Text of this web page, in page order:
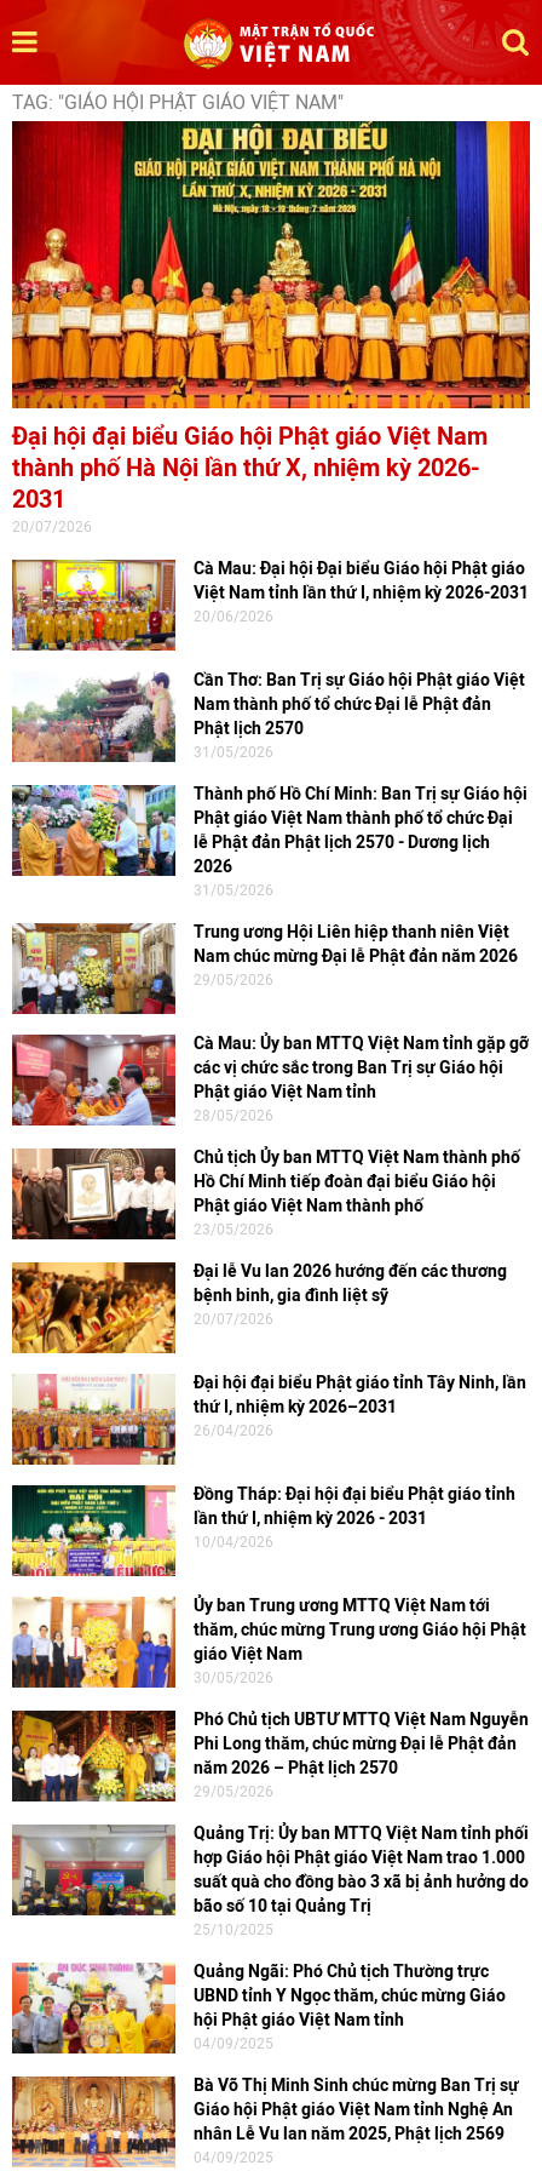
TAG: "GIÁO HỘI PHẬT GIÁO VIỆT NAM"
Đại hội đại biểu Giáo hội Phật giáo Việt Nam
thành phố Hà Nội lần thứ X, nhiệm kỳ 2026-
2031
20/07/2026
Cà Mau: Đại hội Đại biểu Giáo hội Phật giáo
Việt Nam tỉnh lần thứ I, nhiệm kỳ 2026-2031
20/06/2026
Cần Thơ: Ban Trị sự Giáo hội Phật giáo Việt
Nam thành phố tổ chức Đại lễ Phật đản
Phật lịch 2570
31/05/2026
Thành phố Hồ Chí Minh: Ban Trị sự Giáo hội
Phật giáo Việt Nam thành phố tổ chức Đại
lễ Phật đản Phật lịch 2570 - Dương lịch
2026
31/05/2026
Trung ương Hội Liên hiệp thanh niên Việt
Nam chúc mừng Đại lễ Phật đản năm 2026
29/05/2026
Cà Mau: Ủy ban MTTQ Việt Nam tỉnh gặp gỡ
các vị chức sắc trong Ban Trị sự Giáo hội
Phật giáo Việt Nam tỉnh
28/05/2026
Chủ tịch Ủy ban MTTQ Việt Nam thành phố
Hồ Chí Minh tiếp đoàn đại biểu Giáo hội
Phật giáo Việt Nam thành phố
23/05/2026
Đại lễ Vu lan 2026 hướng đến các thương
bệnh binh, gia đình liệt sỹ
20/07/2026
Đại hội đại biểu Phật giáo tỉnh Tây Ninh, lần
thứ I, nhiệm kỳ 2026–2031
26/04/2026
Đồng Tháp: Đại hội đại biểu Phật giáo tỉnh
lần thứ I, nhiệm kỳ 2026 - 2031
10/04/2026
Ủy ban Trung ương MTTQ Việt Nam tới
thăm, chúc mừng Trung ương Giáo hội Phật
giáo Việt Nam
30/05/2026
Phó Chủ tịch UBTƯ MTTQ Việt Nam Nguyễn
Phi Long thăm, chúc mừng Đại lễ Phật đản
năm 2026 – Phật lịch 2570
29/05/2026
Quảng Trị: Ủy ban MTTQ Việt Nam tỉnh phối
hợp Giáo hội Phật giáo Việt Nam trao 1.000
suất quà cho đồng bào 3 xã bị ảnh hưởng do
bão số 10 tại Quảng Trị
25/10/2025
Quảng Ngãi: Phó Chủ tịch Thường trực
UBND tỉnh Y Ngọc thăm, chúc mừng Giáo
hội Phật giáo Việt Nam tỉnh
04/09/2025
Bà Võ Thị Minh Sinh chúc mừng Ban Trị sự
Giáo hội Phật giáo Việt Nam tỉnh Nghệ An
nhân Lễ Vu lan năm 2025, Phật lịch 2569
04/09/2025